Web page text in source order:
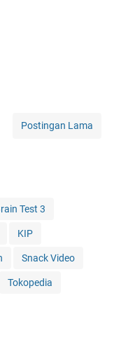
Postingan Lama
Test 3
KIP
Snack Video
Tokopedia